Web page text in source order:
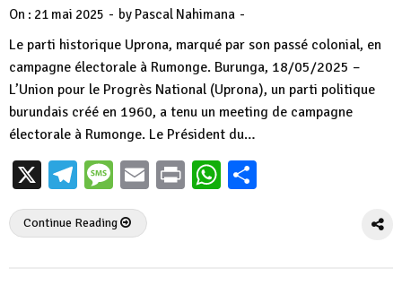
On : 21 mai 2025 - by Pascal Nahimana -
Le parti historique Uprona, marqué par son passé colonial, en
campagne électorale à Rumonge. Burunga, 18/05/2025 –
L’Union pour le Progrès National (Uprona), un parti politique
burundais créé en 1960, a tenu un meeting de campagne
électorale à Rumonge. Le Président du…
X Telegram
Message
EmailPrintWhatsApp
Continue Reading